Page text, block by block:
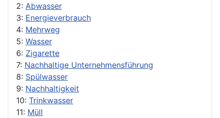
2: Abwasser
3: Energieverbrauch
4: Mehrweg
5: Wasser
6: Zigarette
7: Nachhaltige Unternehmensführung
8: Spülwasser
9: Nachhaltigkeit
10: Trinkwasser
11: Müll